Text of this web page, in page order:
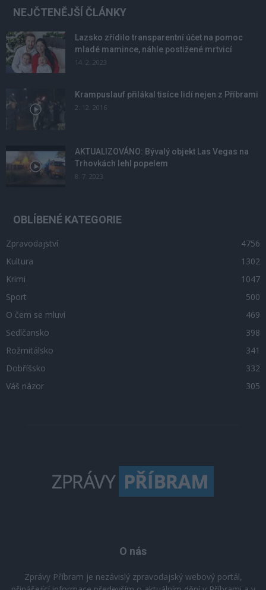
NEJČTENĚJŠÍ ČLÁNKY
Lazsko zřídilo transparentní účet na pomoc
mladé mamince, náhle postižené mrtvicí
14. 2. 2023
Krampuslauf přilákal tisíce lidí nejen z Příbrami
2. 12. 2016
AKTUALIZOVÁNO: Bývalý objekt Las Vegas na
Trhovkách lehl popelem
8. 7. 2023
OBLÍBENÉ KATEGORIE
Zpravodajství
4756
Kultura
1302
Krimi
1047
Sport
500
O čem se mluví
469
Sedlčansko
398
Rožmitálsko
341
Dobříšsko
332
Váš názor
305
O nás
Zprávy Příbram je nezávislý zpravodajský webový portál,